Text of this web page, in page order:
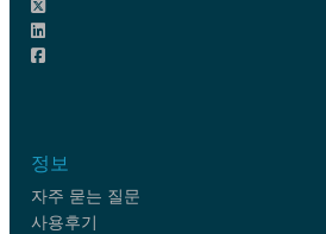
정보
자주 묻는 질문
사용후기